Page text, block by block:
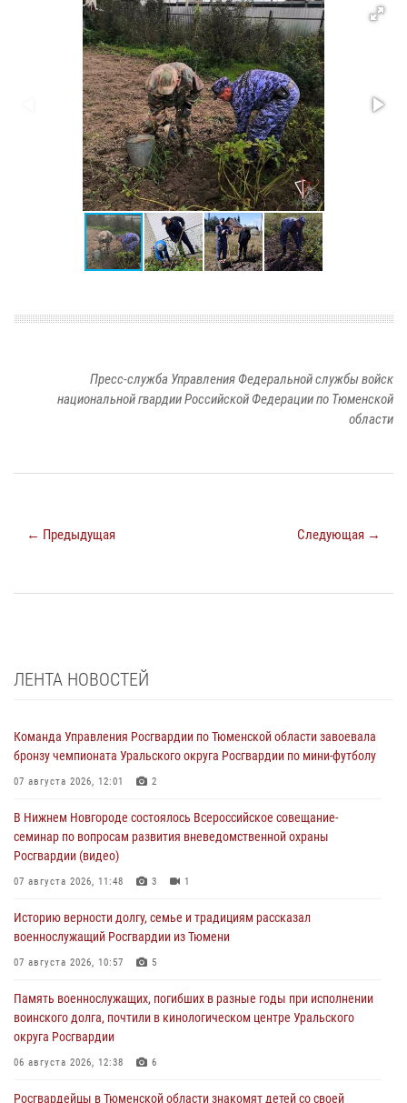
Пресс-служба Управления Федеральной службы войск
национальной гвардии Российской Федерации по Тюменской
области
← Предыдущая Следующая →
ЛЕНТА НОВОСТЕЙ
Команда Управления Росгвардии по Тюменской области завоевала
бронзу чемпионата Уральского округа Росгвардии по мини-футболу
07 августа 2026, 12:01 2
В Нижнем Новгороде состоялось Всероссийское совещание-
семинар по вопросам развития вневедомственной охраны
Росгвардии (видео)
07 августа 2026, 11:48 3 1
Историю верности долгу, семье и традициям рассказал
военнослужащий Росгвардии из Тюмени
07 августа 2026, 10:57 5
Память военнослужащих, погибших в разные годы при исполнении
воинского долга, почтили в кинологическом центре Уральского
округа Росгвардии
06 августа 2026, 12:38 6
Росгвардейцы в Тюменской области знакомят детей со своей